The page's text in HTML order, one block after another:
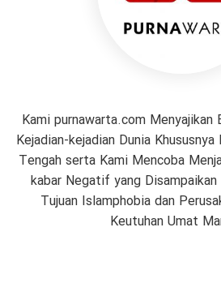
Kami purnawarta.com
Kejadian-kejadian Dunia
Tengah serta Kami Mencoba
kabar Negatif yang
Tujuan Islamphobia dan
Keutuhan Umat